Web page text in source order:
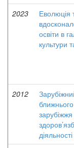
2023
Еволюція
освіти в
культури
2012